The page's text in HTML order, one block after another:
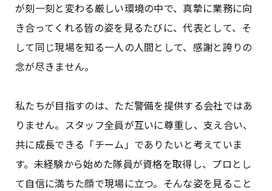
が刻一刻と変わる厳しい環境の中で、真摯に業務に向
き合ってくれる皆の姿を見るたびに、代表として、そ
して同じ現場を知る一人の人間として、感謝と誇りの
念が尽きません。
私たちが目指すのは、ただ警備を提供する会社ではあ
りません。スタッフ全員が互いに尊重し、支え合い、
共に成長できる「チーム」でありたいと考えていま
す。未経験から始めた隊員が資格を取得し、プロとし
て自信に満ちた顔で現場に立つ。そんな姿を見ること